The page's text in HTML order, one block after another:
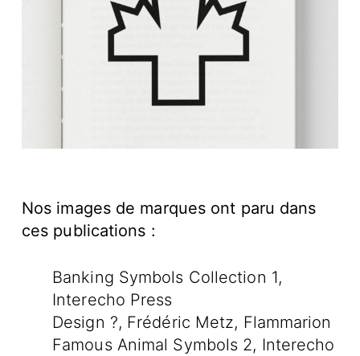
Nos images de marques ont paru dans
ces publications :
Banking Symbols Collection 1,
Interecho Press
Design ?, Frédéric Metz, Flammarion
Famous Animal Symbols 2, Interecho